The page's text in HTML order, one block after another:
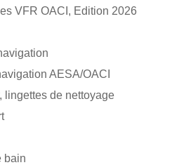
VFR OACI, Edition 2026
AESA/OACI
lingettes de nettoyage
bain